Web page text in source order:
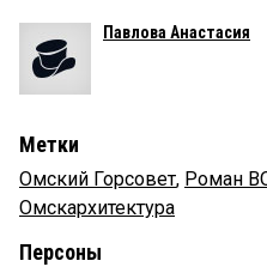
Павлова Анастасия
Метки
Омский Горсовет, Роман
Омскархитектура
Персоны